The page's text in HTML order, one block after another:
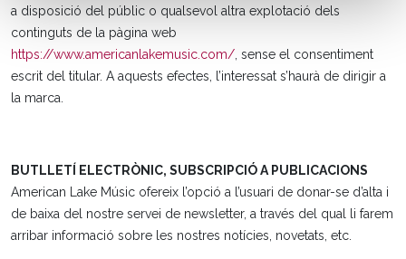
a disposició del públic o qualsevol altra explotació dels
continguts de la pàgina web
https://www.americanlakemusic.com/ , sense el consentiment
escrit del titular. A aquests efectes, l’interessat s’haurà de dirigir a
la marca.
BUTLLETÍ ELECTRÒNIC, SUBSCRIPCIÓ A PUBLICACIONS
American Lake Músic ofereix l’opció a l’usuari de donar-se d’alta i
de baixa del nostre servei de newsletter, a través del qual li farem
arribar informació sobre les nostres notícies, novetats, etc.